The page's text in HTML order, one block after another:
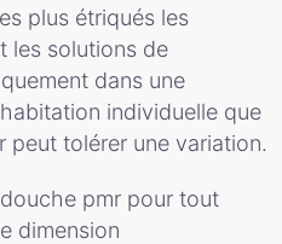
plus étriqués les
les solutions de
dans une
individuelle que
peut tolérer une variation.
pmr pour tout
dimension